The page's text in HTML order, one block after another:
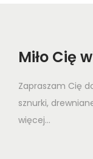
Miło Cię
Zapraszam Cię
sznurki,
więcej...